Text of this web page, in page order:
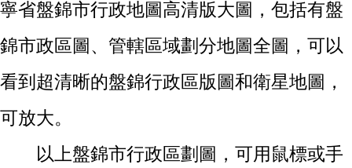
寧省盤錦市行政地圖高清版大圖，包括有盤
錦市政區圖、管轄區域劃分地圖全圖，可以
看到超清晰的盤錦行政區版圖和衛星地圖，
可放大。
以上盤錦市行政區劃圖，可用鼠標或手